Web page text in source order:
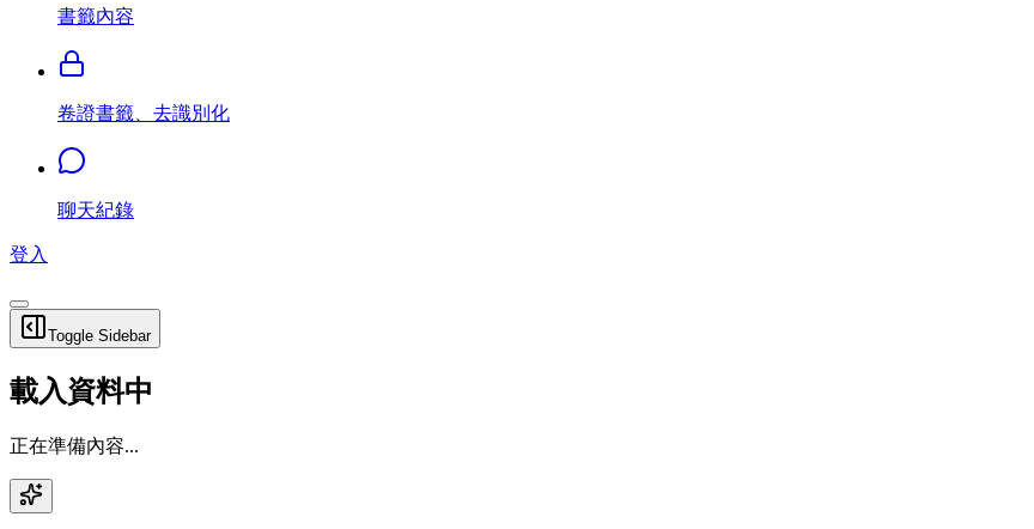
書籤內容
卷證書籤、去識別化
聊天紀錄
登入
Toggle Sidebar
載入資料中
正在準備內容...